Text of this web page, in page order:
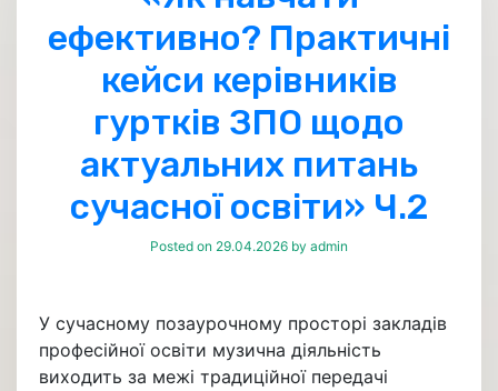
ефективно? Практичні
кейси керівників
гуртків ЗПО щодо
актуальних питань
сучасної освіти» Ч.2
Posted on 29.04.2026 by admin
У сучасному позаурочному просторі закладів
професійної освіти музична діяльність
виходить за межі традиційної передачі